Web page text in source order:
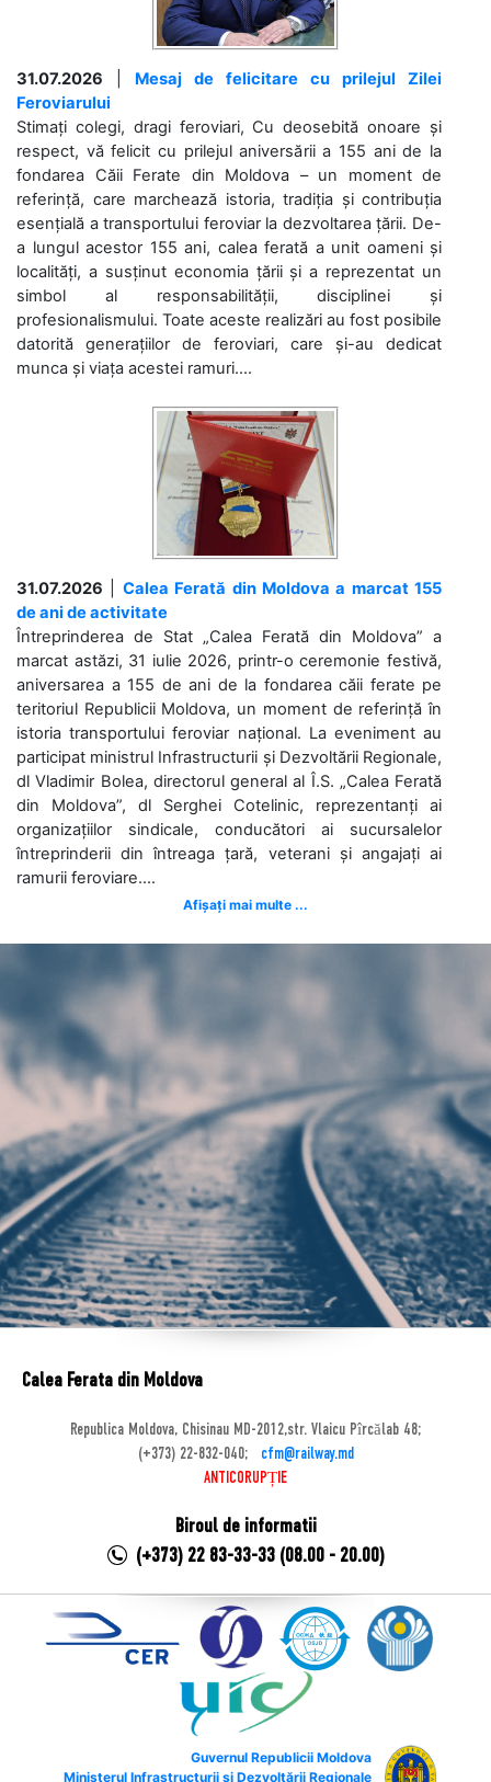
31.07.2026
Mesaj de felicitare cu prilejul Zilei
Feroviarului
Stimați colegi, dragi feroviari, Cu deosebită onoare și
respect, vă felicit cu prilejul aniversării a 155 ani de la
fondarea Căii Ferate din Moldova – un moment de
referință, care marchează istoria, tradiția și contribuția
esențială a transportului feroviar la dezvoltarea țării. De-
a lungul acestor 155 ani, calea ferată a unit oameni și
localități, a susținut economia țării și a reprezentat un
simbol al responsabilității, disciplinei și
profesionalismului. Toate aceste realizări au fost posibile
datorită generațiilor de feroviari, care și-au dedicat
munca și viața acestei ramuri....
31.07.2026
Calea Ferată din Moldova a marcat 155
de ani de activitate
Întreprinderea de Stat „Calea Ferată din Moldova” a
marcat astăzi, 31 iulie 2026, printr-o ceremonie festivă,
aniversarea a 155 de ani de la fondarea căii ferate pe
teritoriul Republicii Moldova, un moment de referință în
istoria transportului feroviar național. La eveniment au
participat ministrul Infrastructurii și Dezvoltării Regionale,
dl Vladimir Bolea, directorul general al Î.S. „Calea Ferată
din Moldova”, dl Serghei Cotelinic, reprezentanți ai
organizațiilor sindicale, conducători ai sucursalelor
întreprinderii din întreaga țară, veterani și angajați ai
ramurii feroviare....
Afișați mai multe ...
Calea Ferata din Moldova
Republica Moldova, Chisinau MD-2012,str. Vlaicu Pîrcălab 48;
(+373) 22-832-040;
cfm@railway.md
ANTICORUPȚIE
Biroul de informatii
(+373) 22 83-33-33 (08.00 - 20.00)
Guvernul Republicii Moldova
Ministerul Infrastructurii și Dezvoltării Regionale